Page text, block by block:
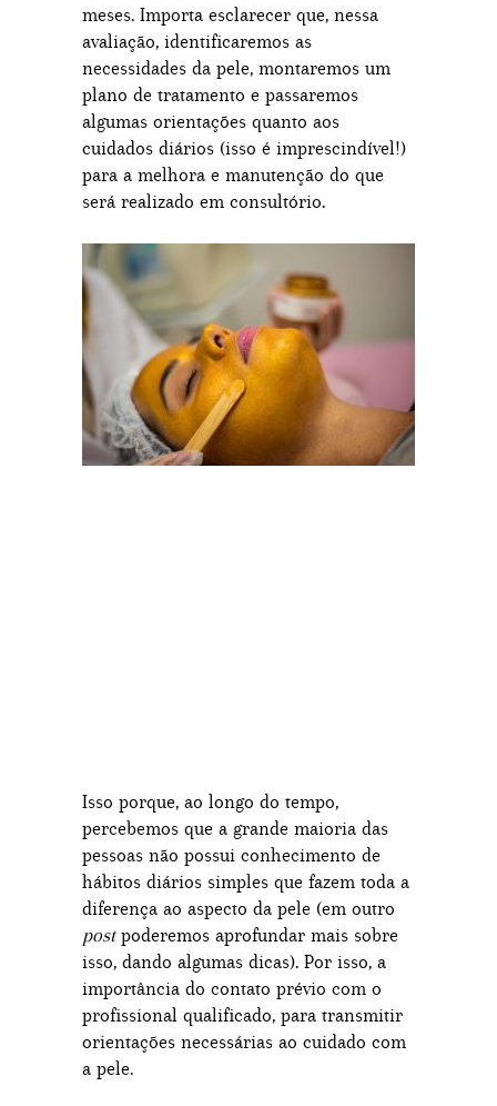
meses. Importa esclarecer que, nessa
avaliação, identificaremos as
necessidades da pele, montaremos um
plano de tratamento e passaremos
algumas orientações quanto aos
cuidados diários (isso é imprescindível!)
para a melhora e manutenção do que
será realizado em consultório.
Isso porque, ao longo do tempo,
percebemos que a grande maioria das
pessoas não possui conhecimento de
hábitos diários simples que fazem toda a
diferença ao aspecto da pele (em outro
postpoderemos aprofundar mais sobre
isso, dando algumas dicas). Por isso, a
importância do contato prévio com o
profissional qualificado, para transmitir
orientações necessárias ao cuidado com
a pele.